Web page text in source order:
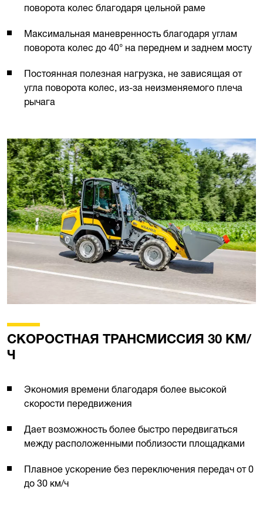
поворота колес благодаря цельной раме
Максимальная маневренность благодаря углам
поворота колес до 40° на переднем и заднем мосту
Постоянная полезная нагрузка, не зависящая от
угла поворота колес, из-за неизменяемого плеча
рычага
СКОРОСТНАЯ ТРАНСМИССИЯ 30 КМ/
Ч
Экономия времени благодаря более высокой
скорости передвижения
Дает возможность более быстро передвигаться
между расположенными поблизости площадками
Плавное ускорение без переключения передач от 0
до 30 км/ч